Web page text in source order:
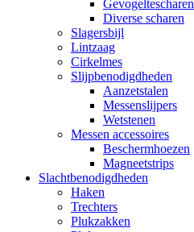
Gevogeltescharen
Diverse scharen
Slagersbijl
Lintzaag
Cirkelmes
Slijpbenodigdheden
Aanzetstalen
Messenslijpers
Wetstenen
Messen accessoires
Beschermhoezen
Magneetstrips
Slachtbenodigdheden
Haken
Trechters
Plukzakken